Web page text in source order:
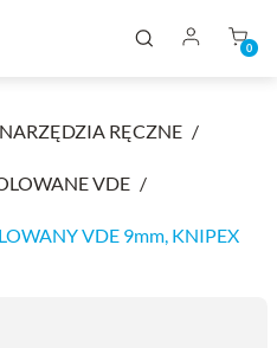
0
NARZĘDZIA RĘCZNE
VDE
VDE 9mm, KNIPEX